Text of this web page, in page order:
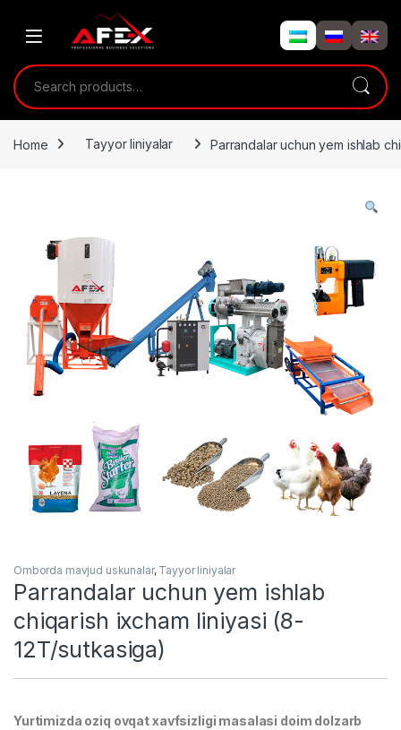
Search for:
Home Tayyor liniyalar Parrandalar uchun yem ishlab
Omborda mavjud uskunalar, Tayyor liniyalar
Parrandalar uchun yem ishlab
chiqarish ixcham liniyasi (8-
12T/sutkasiga)
Yurtimizda oziq ovqat xavfsizligi masalasi doim dolzarb